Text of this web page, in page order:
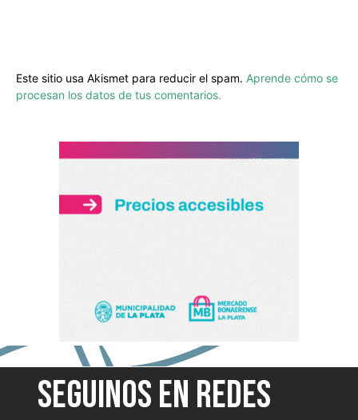
Este sitio usa Akismet para reducir el spam. Aprende cómo se
procesan los datos de tus comentarios.
SEGUINOS EN REDES